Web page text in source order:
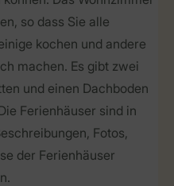
so dass Sie alle
kochen und andere
machen. Es gibt zwei
und einen Dachboden
Ferienhäuser sind in
Fotos,
der Ferienhäuser